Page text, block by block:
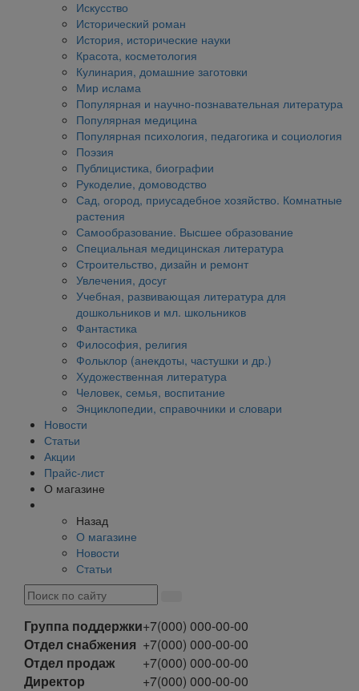
Искусство
Исторический роман
История, исторические науки
Красота, косметология
Кулинария, домашние заготовки
Мир ислама
Популярная и научно-познавательная литература
Популярная медицина
Популярная психология, педагогика и социология
Поэзия
Публицистика, биографии
Рукоделие, домоводство
Сад, огород, приусадебное хозяйство. Комнатные
растения
Самообразование. Высшее образование
Специальная медицинская литература
Строительство, дизайн и ремонт
Увлечения, досуг
Учебная, развивающая литература для
дошкольников и мл. школьников
Фантастика
Философия, религия
Фольклор (анекдоты, частушки и др.)
Художественная литература
Человек, семья, воспитание
Энциклопедии, справочники и словари
Новости
Статьи
Акции
Прайс-лист
О магазине
Назад
О магазине
Новости
Статьи
Группа поддержки+7(000) 000-00-00
Отдел снабжения +7(000) 000-00-00
Отдел продаж
+7(000) 000-00-00
Директор
+7(000) 000-00-00